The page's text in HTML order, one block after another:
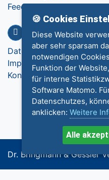
Feedback
Info
Datenschutz
Impressum
Kontakt
Dr. Bringmann & Gessler
🍪 Cookies
Diese Website
aber sehr sparsam
notwendigen
Funktion der
für interne
Software Matomo.
Datenschutzes,
anklicken: Weitere
Alle